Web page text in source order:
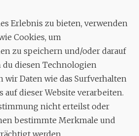
Erlebnis zu bieten, verwenden
Cookies, um
zu speichern und/oder darauf
du diesen Technologien
Daten wie das Surfverhalten
auf dieser Website verarbeiten.
nicht erteilst oder
bestimmte Merkmale und
werden.
Str. 18
70619 Stuttgart
MUSIK
Leiter:
Trummer
(0)177 / 34 23 57 1